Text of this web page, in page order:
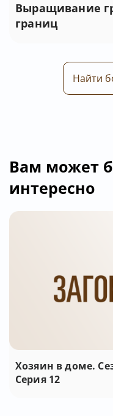
Выращивание
границ
Найти
Вам может
интересно
Хозяин в доме.
Серия 12